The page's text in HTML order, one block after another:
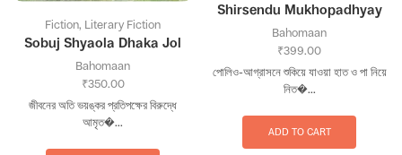
Fiction, Literary Fiction
Sobuj Shyaola Dhaka Jol
Bahomaan
₹350.00
জীবনের অতি ভয়ঙ্কর প্রতিপক্ষের বিরুদ্ধে
আমৃত�...
Shirsendu Mukhopadhyay
Bahomaan
₹399.00
পোলিও-আগ্রাসনে শুকিয়ে যাওয়া হাত ও পা নিয়ে
নিত�...
ADD TO CART